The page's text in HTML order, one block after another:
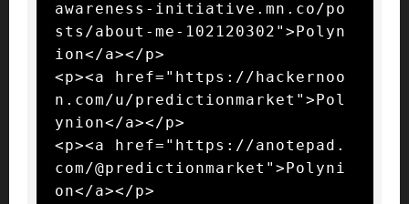
awareness-initiative.mn.co/po
sts/about-me-102120302">Polyn
ion</a></p>
<p><a href="https://hackernoo
n.com/u/predictionmarket">Pol
ynion</a></p>
<p><a href="https://anotepad.
com/@predictionmarket">Polyni
on</a></p>